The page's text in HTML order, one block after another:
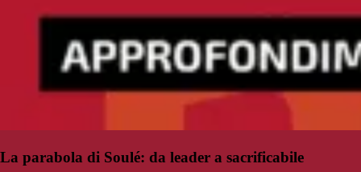
La parabola di Soulé: da leader a sacrificabile